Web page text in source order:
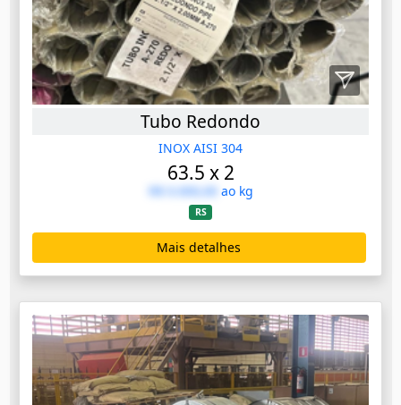
Tubo Redondo
INOX AISI 304
63.5 x 2
R$ 0.000,00 ao kg
RS
Mais detalhes